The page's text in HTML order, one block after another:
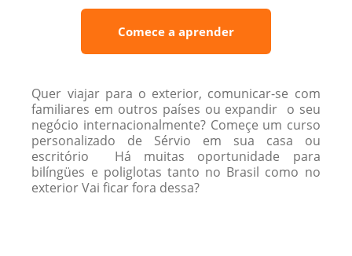
Comece a aprender
Quer viajar para o exterior, comunicar-se com
familiares em outros países ou expandir o seu
negócio internacionalmente? Começe um curso
personalizado de Sérvio em sua casa ou
escritório Há muitas oportunidade para
bilíngües e poliglotas tanto no Brasil como no
exterior Vai ficar fora dessa?